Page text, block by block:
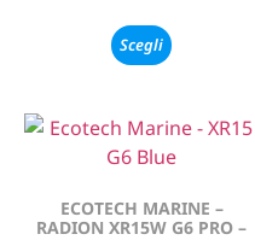
Scegli
ECOTECH MARINE –
RADION XR15W G6 PRO –